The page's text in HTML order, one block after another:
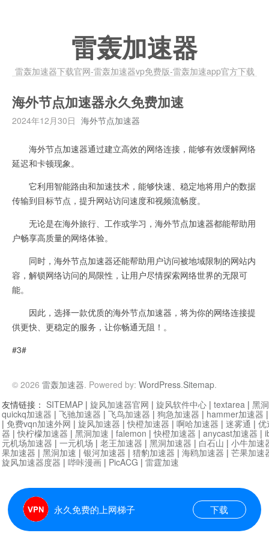
雷轰加速器
雷轰加速器下载官网-雷轰加速器vp免费版-雷轰加速app官方下载
海外节点加速器永久免费加速
2024年12月30日 海外节点加速器
海外节点加速器通过建立高效的网络连接，能够有效缓解网络
延迟和卡顿现象。
它利用智能路由和加速技术，能够快速、稳定地将用户的数据
传输到目标节点，提升网站访问速度和视频流畅度。
无论是在海外旅行、工作或学习，海外节点加速器都能帮助用
户畅享高质量的网络体验。
同时，海外节点加速器还能帮助用户访问被地域限制的网站内
容，解锁网络访问的局限性，让用户尽情探索网络世界的无限可
能。
因此，选择一款优质的海外节点加速器，将为你的网络连接提
供更快、更稳定的服务，让你畅通无阻！。
#3#
© 2026 雷轰加速器. Powered by: WordPress.Sitemap.
永久免费的上网梯子 下载
友情链接： SITEMAP | 旋风加速器官网 | 旋风软件中心 | textarea | 黑
quickq加速器 | 飞驰加速器 | 飞鸟加速器 | 狗急加速器 | hammer加速器
| 免费vqn加速外网 | 旋风加速器 |快橙加速器 | 啊哈加速器 | 迷雾通 | 优
器 |快柠檬加速器 | 黑洞加速 | falemon |快橙加速器 | anycast加速器 |
元机场加速器 | 一元机场 | 老王加速器 | 黑洞加速器 | 白石山 | 小牛加速
果加速器 | 黑洞加速 | 银河加速器 | 猎豹加速器 | 海鸥加速器 | 芒果加速
旋风加速器度器 | 哔咔漫画 | PicACG | 雷霆加速